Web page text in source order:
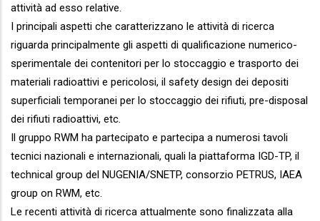
attività ad esso relative.
I principali aspetti che caratterizzano le attività di ricerca
riguarda principalmente gli aspetti di qualificazione numerico-
sperimentale dei contenitori per lo stoccaggio e trasporto dei
materiali radioattivi e pericolosi, il safety design dei depositi
superficiali temporanei per lo stoccaggio dei rifiuti, pre-disposal
dei rifiuti radioattivi, etc.
Il gruppo RWM ha partecipato e partecipa a numerosi tavoli
tecnici nazionali e internazionali, quali la piattaforma IGD-TP, il
technical group del NUGENIA/SNETP, consorzio PETRUS, IAEA
group on RWM, etc.
Le recenti attività di ricerca attualmente sono finalizzata alla